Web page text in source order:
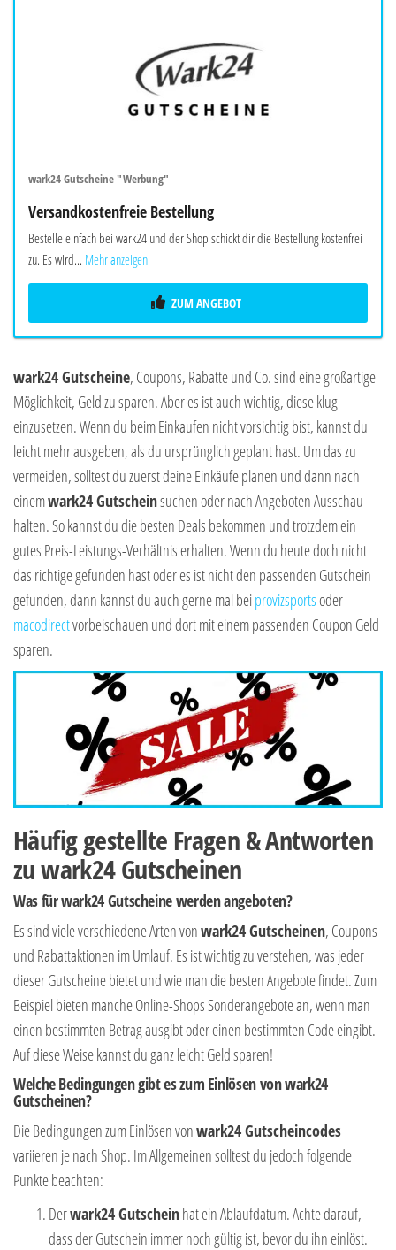
wark24 Gutscheine "Werbung"
Versandkostenfreie Bestellung
Bestelle einfach bei wark24 und der Shop schickt dir die Bestellung kostenfrei
zu. Es wird... Mehr anzeigen
ZUM ANGEBOT
wark24 Gutscheine, Coupons, Rabatte und Co. sind eine großartige
Möglichkeit, Geld zu sparen. Aber es ist auch wichtig, diese klug
einzusetzen. Wenn du beim Einkaufen nicht vorsichtig bist, kannst du
leicht mehr ausgeben, als du ursprünglich geplant hast. Um das zu
vermeiden, solltest du zuerst deine Einkäufe planen und dann nach
einemwark24 Gutscheinsuchen oder nach Angeboten Ausschau
halten. So kannst du die besten Deals bekommen und trotzdem ein
gutes Preis-Leistungs-Verhältnis erhalten. Wenn du heute doch nicht
das richtige gefunden hast oder es ist nicht den passenden Gutschein
gefunden, dann kannst du auch gerne mal beiprovizsportsoder
macodirectvorbeischauen und dort mit einem passenden Coupon Geld
sparen.
Häufig gestellte Fragen & Antworten
zu wark24 Gutscheinen
Was für wark24 Gutscheine werden angeboten?
Es sind viele verschiedene Arten vonwark24 Gutscheinen, Coupons
und Rabattaktionen im Umlauf. Es ist wichtig zu verstehen, was jeder
dieser Gutscheine bietet und wie man die besten Angebote findet. Zum
Beispiel bieten manche Online-Shops Sonderangebote an, wenn man
einen bestimmten Betrag ausgibt oder einen bestimmten Code eingibt.
Auf diese Weise kannst du ganz leicht Geld sparen!
Welche Bedingungen gibt es zum Einlösen von wark24
Gutscheinen?
Die Bedingungen zum Einlösen vonwark24 Gutscheincodes
variieren je nach Shop. Im Allgemeinen solltest du jedoch folgende
Punkte beachten:
Derwark24 Gutscheinhat ein Ablaufdatum. Achte darauf,
dass der Gutschein immer noch gültig ist, bevor du ihn einlöst.